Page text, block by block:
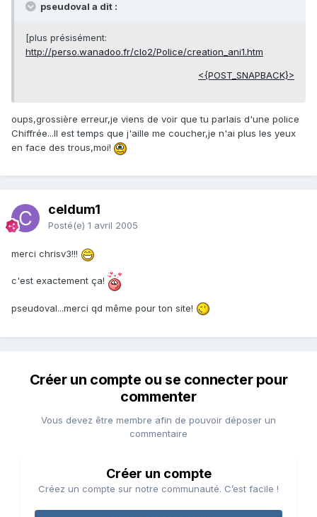
pseudoval a dit :
[plus présisément:
http://perso.wanadoo.fr/clo2/Police/creation_ani1.htm
<{POST_SNAPBACK}>
oups,grossière erreur,je viens de voir que tu parlais d'une police
Chiffrée...Il est temps que j'aille me coucher,je n'ai plus les yeux
en face des trous,moi!
celdum1
Posté(e) 1 avril 2005
merci chrisv3!!!
c'est exactement ça!
pseudoval...merci qd même pour ton site!
Créer un compte ou se connecter pour
commenter
Vous devez être membre afin de pouvoir déposer un
commentaire
Créer un compte
Créez un compte sur notre communauté. C’est facile !